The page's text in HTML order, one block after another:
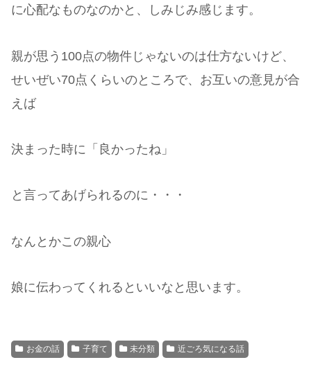
に心配なものなのかと、しみじみ感じます。
親が思う100点の物件じゃないのは仕方ないけど、
せいぜい70点くらいのところで、お互いの意見が合
えば
決まった時に「良かったね」
と言ってあげられるのに・・・
なんとかこの親心
娘に伝わってくれるといいなと思います。
お金の話 子育て 未分類 近ごろ気になる話